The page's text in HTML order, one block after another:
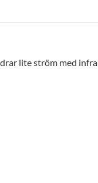
lite ström med infra